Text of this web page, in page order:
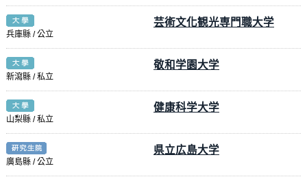
兵庫縣 / 公立
芸術文化観光専門職大学
新瀉縣 / 私立
敬和学園大学
山梨縣 / 私立
健康科学大学
廣島縣 / 公立
県立広島大学